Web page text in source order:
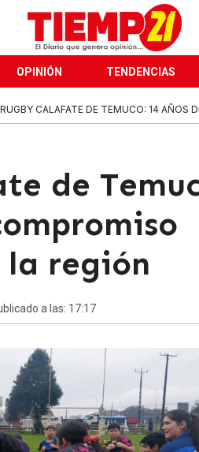
OPINIÓN TENDENCIAS
CALAFATE DE TEMUCO: 14 AÑOS
de
región
a las: 17:17